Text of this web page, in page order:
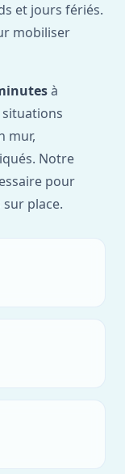
et jours fériés.
mobiliser
à
mur,
Notre
pour
place.